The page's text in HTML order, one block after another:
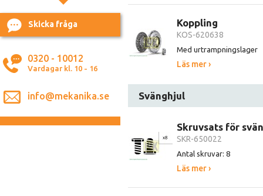
Skicka fråga
0320 - 10012
Vardagar kl. 10 - 16
info@mekanika.se
Koppling
KOS-620638
Med urtrampningslager
Läs mer ›
Svänghjul
Skruvsats för
SKR-650022
Antal skruvar: 8
Läs mer ›